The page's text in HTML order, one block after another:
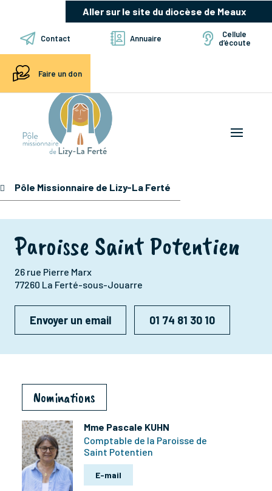
Aller sur le site du diocèse de Meaux
Contact Annuaire
Cellule
d’écoute
Faire un don
Pôle Missionnaire de Lizy-La Ferté
Paroisse Saint Potentien
26 rue Pierre Marx
77260 La Ferté-sous-Jouarre
Envoyer un email 01 74 81 30 10
Nominations
Mme Pascale KUHN
Comptable de la Paroisse de
Saint Potentien
E-mail